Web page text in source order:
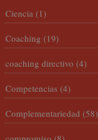
Ciencia (1)
Coaching (19)
coaching directivo (4)
Competencias (4)
Complementariedad (58)